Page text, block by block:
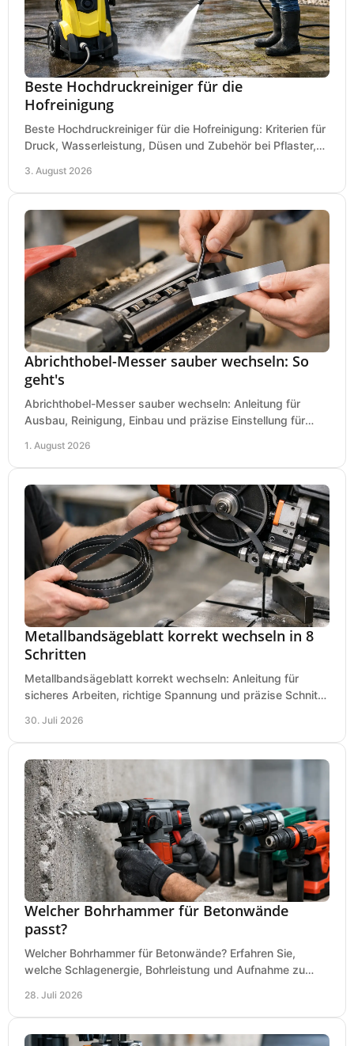
Beste Hochdruckreiniger für die
Hofreinigung
Beste Hochdruckreiniger für die Hofreinigung: Kriterien für
Druck, Wasserleistung, Düsen und Zubehör bei Pflaster,
3. August 2026
Abrichthobel-Messer sauber wechseln: So
geht's
Abrichthobel-Messer sauber wechseln: Anleitung für
Ausbau, Reinigung, Einbau und präzise Einstellung für
1. August 2026
Metallbandsägeblatt korrekt wechseln in 8
Schritten
Metallbandsägeblatt korrekt wechseln: Anleitung für
sicheres Arbeiten, richtige Spannung und präzise Schnitte
30. Juli 2026
Welcher Bohrhammer für Betonwände
passt?
Welcher Bohrhammer für Betonwände? Erfahren Sie,
welche Schlagenergie, Bohrleistung und Aufnahme zu
28. Juli 2026